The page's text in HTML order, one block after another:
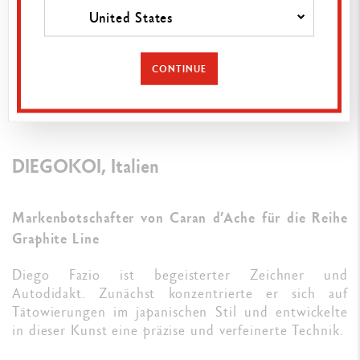
sie wasservermalbar sind, lässt sich eine zarte
Transparenz erreichen, während der Charakter
des Graphitstifts erhalten bleibt.”
DIEGOKOI, Italien
Markenbotschafter von Caran d’Ache für die Reihe
Graphite Line
Diego Fazio ist begeisterter Zeichner und
Autodidakt. Zunächst konzentrierte er sich auf
Tätowierungen im japanischen Stil und entwickelte
in dieser Kunst eine präzise und verfeinerte Technik.
United States
CONTINUE